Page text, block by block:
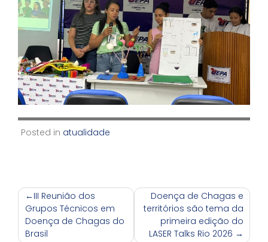
Posted in atualidade
Navegação
de
Post
III Reunião dos
Grupos Técnicos em
Doença de Chagas do
Brasil
Doença de Chagas e
territórios são tema da
primeira edição do
LASER Talks Rio 2026